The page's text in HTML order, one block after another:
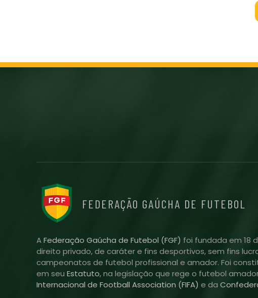
FEDERAÇÃO GAÚCHA DE FUTEBOL
AFederação Gaúcha de Futebol (FGF) foi fundada em 18
direito privado, de caráter e fins desportivos, sem fins
campeonatos de futebol profissional e amador. Foi
em seu Estatuto, na legislação que rege o futebol
Internacional de Football Association (FIFA) e da